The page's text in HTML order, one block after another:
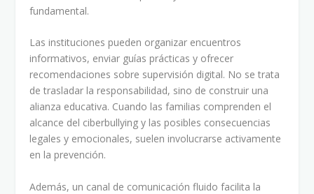
fundamental.
Las instituciones pueden organizar encuentros
informativos, enviar guías prácticas y ofrecer
recomendaciones sobre supervisión digital. No se trata
de trasladar la responsabilidad, sino de construir una
alianza educativa. Cuando las familias comprenden el
alcance del ciberbullying y las posibles consecuencias
legales y emocionales, suelen involucrarse activamente
en la prevención.
Además, un canal de comunicación fluido facilita la